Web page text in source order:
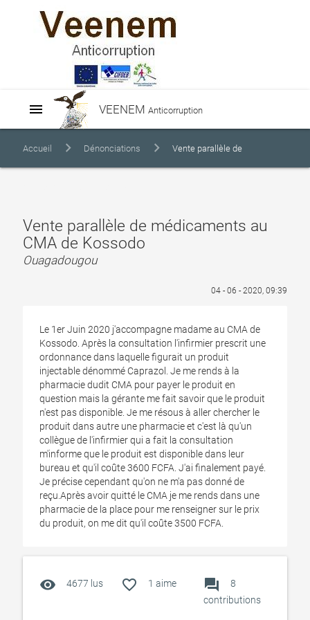
VEENEMAnticorruption
menu
Accueil Dénonciations Vente parallèle de
Vente parallèle de médicaments au
CMA de Kossodo
Ouagadougou
04 - 06 - 2020, 09:39
Le 1er Juin 2020 j'accompagne madame au CMA de
Kossodo. Après la consultation l'infirmier prescrit une
ordonnance dans laquelle figurait un produit
injectable dénommé Caprazol. Je me rends à la
pharmacie dudit CMA pour payer le produit en
question mais la gérante me fait savoir que le produit
n'est pas disponible. Je me résous à aller chercher le
produit dans autre une pharmacie et c'est là qu'un
collègue de l'infirmier qui a fait la consultation
m'informe que le produit est disponible dans leur
bureau et qu'il coûte 3600 FCFA. J'ai finalement payé.
Je précise cependant qu'on ne m'a pas donné de
reçu.Après avoir quitté le CMA je me rends dans une
pharmacie de la place pour me renseigner sur le prix
du produit, on me dit qu'il coûte 3500 FCFA.
visibility 4677 lus favorite_outline 1 aime forum
8
contributions